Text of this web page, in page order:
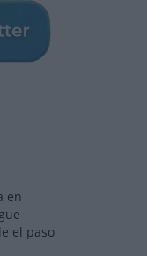
en
el paso